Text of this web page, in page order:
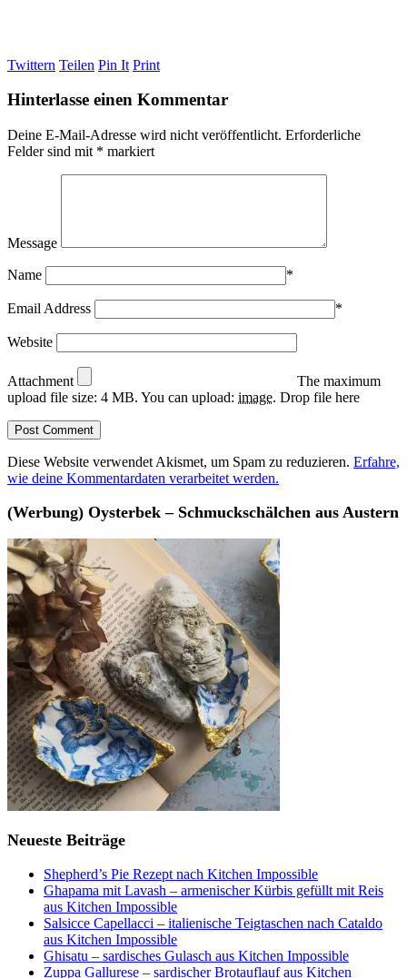
Twittern Teilen Pin It Print
Hinterlasse einen Kommentar
Deine E-Mail-Adresse wird nicht veröffentlicht. Erforderliche
Felder sind mit * markiert
Message
Name *
Email Address *
Website
Attachment
The maximum
upload file size: 4 MB. You can upload: image. Drop file here
Diese Website verwendet Akismet, um Spam zu reduzieren. Erfahre,
wie deine Kommentardaten verarbeitet werden.
(Werbung) Oysterbek – Schmuckschälchen aus Austern
Neueste Beiträge
Shepherd’s Pie Rezept nach Kitchen Impossible
Ghapama mit Lavash – armenischer Kürbis gefüllt mit Reis
aus Kitchen Impossible
Salsicce Capellacci – italienische Teigtaschen nach Cataldo
aus Kitchen Impossible
Ghisatu – sardisches Gulasch aus Kitchen Impossible
Zuppa Gallurese – sardischer Brotauflauf aus Kitchen